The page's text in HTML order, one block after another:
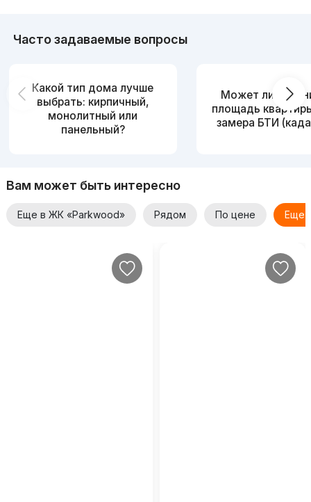
Часто задаваемые вопросы
Какой тип дома лучше
выбрать: кирпичный,
монолитный или
панельный?
Может ли
площадь
замера БТИ
Вам может быть интересно
Еще в ЖК «Parkwood» Рядом По цене Еще